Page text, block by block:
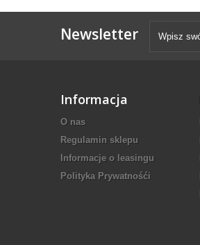
Newsletter
Informacja
O nas
Regulamin sklepu
Informacje o leasingu
Polityka Prywatnośći